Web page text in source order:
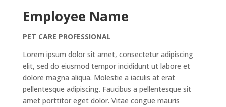
Employee Name
PET CARE PROFESSIONAL
Lorem ipsum dolor sit amet, consectetur adipiscing
elit, sed do eiusmod tempor incididunt ut labore et
dolore magna aliqua. Molestie a iaculis at erat
pellentesque adipiscing. Faucibus a pellentesque sit
amet porttitor eget dolor. Vitae congue mauris